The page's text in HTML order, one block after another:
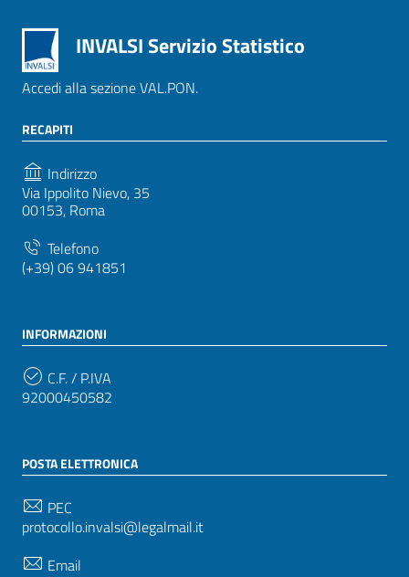
INVALSI Servizio Statistico
Accedi alla sezione VAL.PON.
RECAPITI
Indirizzo
Via Ippolito Nievo, 35
00153, Roma
Telefono
(+39) 06 941851
INFORMAZIONI
C.F. / P.IVA
92000450582
POSTA ELETTRONICA
PEC
protocollo.invalsi@legalmail.it
Email